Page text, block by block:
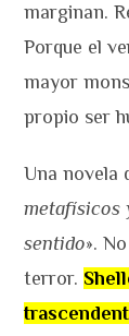
marginan.
Porque el
mayor
propio ser
Una novela
metafísicos
sentido».
terror.